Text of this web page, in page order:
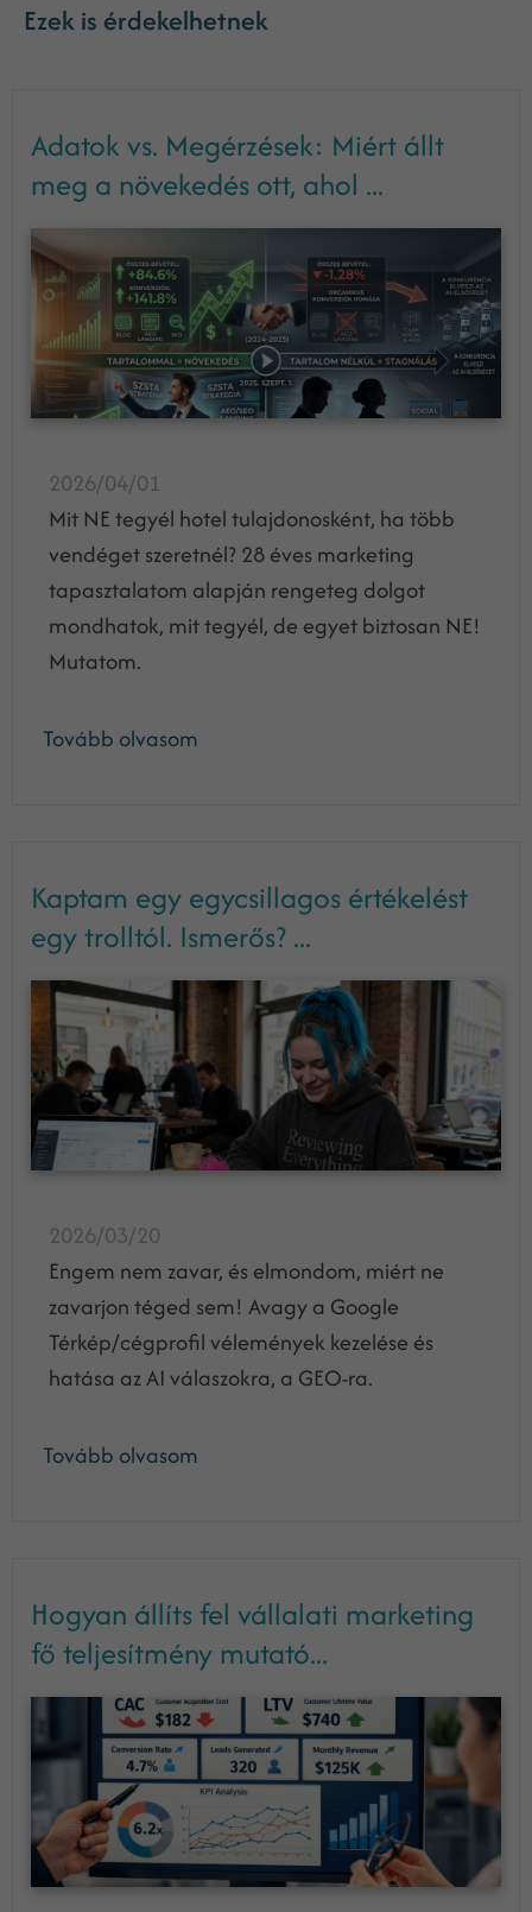
Ezek is érdekelhetnek
Adatok vs. Megérzések: Miért állt
meg a növekedés ott, ahol ...
2026/04/01
Mit NE tegyél hotel tulajdonosként, ha több
vendéget szeretnél? 28 éves marketing
tapasztalatom alapján rengeteg dolgot
mondhatok, mit tegyél, de egyet biztosan NE!
Mutatom.
Tovább olvasom
Kaptam egy egycsillagos értékelést
egy trolltól. Ismerős? ...
2026/03/20
Engem nem zavar, és elmondom, miért ne
zavarjon téged sem! Avagy a Google
Térkép/cégprofil vélemények kezelése és
hatása az AI válaszokra, a GEO-ra.
Tovább olvasom
Hogyan állíts fel vállalati marketing
fő teljesítmény mutató...